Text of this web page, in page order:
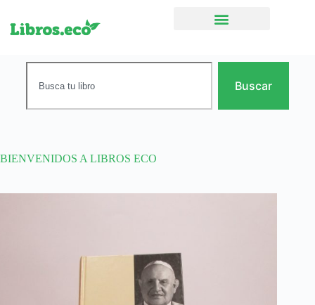
Buscar
BIENVENIDOS A LIBROS ECO